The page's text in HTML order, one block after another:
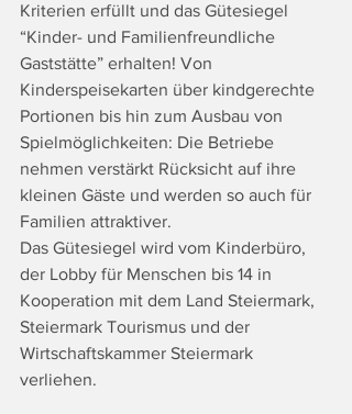
Kriterien erfüllt und das Gütesiegel
“Kinder- und Familienfreundliche
Gaststätte” erhalten! Von
Kinderspeisekarten über kindgerechte
Portionen bis hin zum Ausbau von
Spielmöglichkeiten: Die Betriebe
nehmen verstärkt Rücksicht auf ihre
kleinen Gäste und werden so auch für
Familien attraktiver.
Das Gütesiegel wird vom Kinderbüro,
der Lobby für Menschen bis 14 in
Kooperation mit dem Land Steiermark,
Steiermark Tourismus und der
Wirtschaftskammer Steiermark
verliehen.